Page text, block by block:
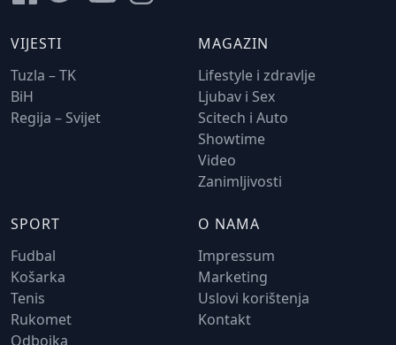
VIJESTI
Tuzla – TK
BiH
Regija – Svijet
MAGAZIN
Lifestyle i zdravlje
Ljubav i Sex
Scitech i Auto
Showtime
Video
Zanimljivosti
SPORT
Fudbal
Košarka
Tenis
Rukomet
Odbojka
O NAMA
Impressum
Marketing
Uslovi korištenja
Kontakt